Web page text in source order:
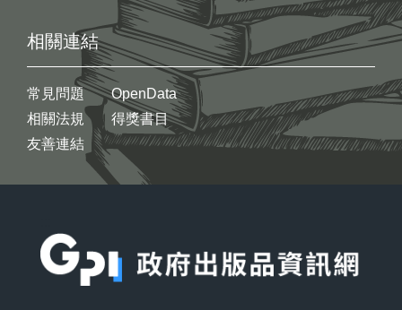
相關連結
常見問題
相關法規
友善連結
OpenData
得獎書目